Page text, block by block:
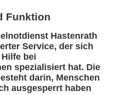
Funktion
Hastenrath
Service, der sich
bei
spezialisiert hat. Die
darin, Menschen
ausgesperrt haben